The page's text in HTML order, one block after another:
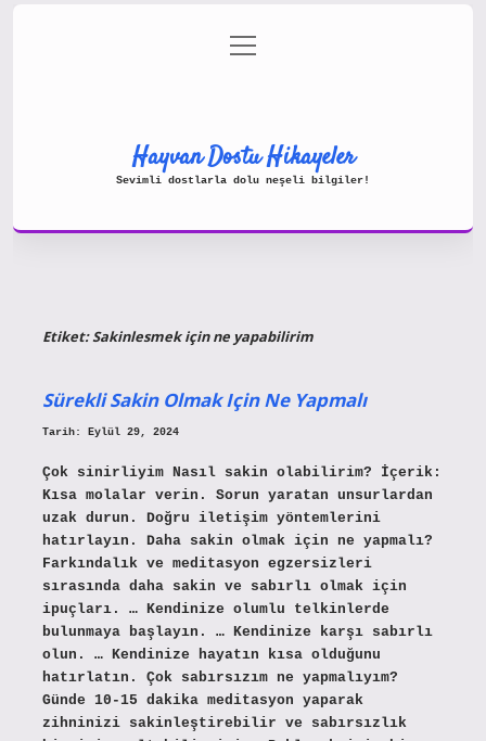
Gizlilik Politikası
menüyü
aç
Hayvan Dostu Hikayeler
Sevimli dostlarla dolu neşeli bilgiler!
Etiket:Sakinlesmek için ne yapabilirim
Sürekli Sakin Olmak Için Ne Yapmalı
Tarih: Eylül 29, 2024
Çok sinirliyim Nasıl sakin olabilirim? İçerik:
Kısa molalar verin. Sorun yaratan unsurlardan
uzak durun. Doğru iletişim yöntemlerini
hatırlayın. Daha sakin olmak için ne yapmalı?
Farkındalık ve meditasyon egzersizleri
sırasında daha sakin ve sabırlı olmak için
ipuçları. … Kendinize olumlu telkinlerde
bulunmaya başlayın. … Kendinize karşı sabırlı
olun. … Kendinize hayatın kısa olduğunu
hatırlatın. Çok sabırsızım ne yapmalıyım?
Günde 10-15 dakika meditasyon yaparak
zihninizi sakinleştirebilir ve sabırsızlık